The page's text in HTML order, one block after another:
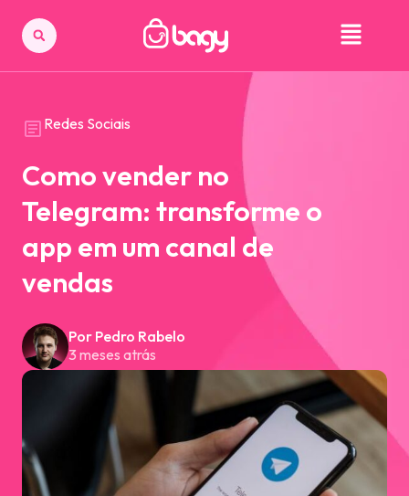
Redes Sociais
Como vender no
Telegram: transforme o
app em um canal de
vendas
Por Pedro Rabelo
3 meses atrás